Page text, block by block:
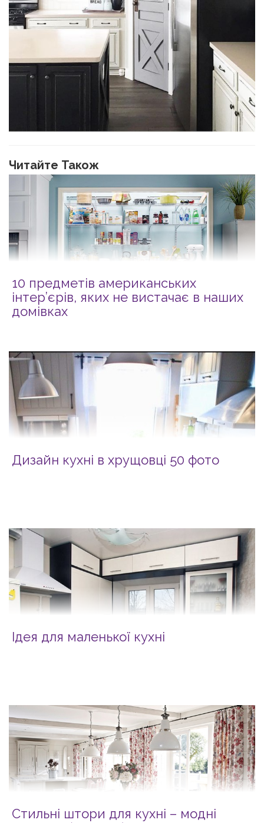
Читайте Також
10 предметів американських
інтер’єрів, яких не вистачає в наших
домівках
Дизайн кухні в хрущовці 50 фото
Ідея для маленької кухні
Стильні штори для кухні – модні